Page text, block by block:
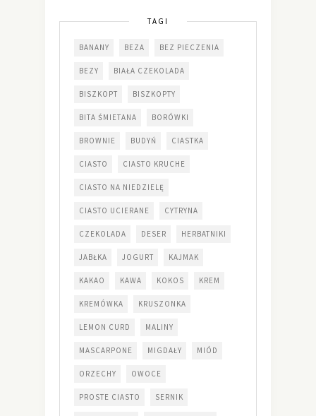
TAGI
BANANY BEZA BEZ PIECZENIA
BEZY BIAŁA CZEKOLADA
BISZKOPT BISZKOPTY
BITA ŚMIETANA BORÓWKI
BROWNIE BUDYŃ CIASTKA
CIASTO CIASTO KRUCHE
CIASTO NA NIEDZIELĘ
CIASTO UCIERANE CYTRYNA
CZEKOLADA DESER HERBATNIKI
JABŁKA JOGURT KAJMAK
KAKAO KAWA KOKOS KREM
KREMÓWKA KRUSZONKA
LEMON CURD MALINY
MASCARPONE MIGDAŁY MIÓD
ORZECHY OWOCE
PROSTE CIASTO SERNIK